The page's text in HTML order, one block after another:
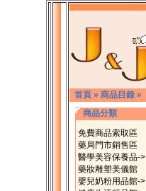
首頁 » 商品目錄 »
商品分類
免費商品索取區
藥局門市銷售區
醫學美容保養品->
藥妝雕塑美儀館
嬰兒奶粉用品館->